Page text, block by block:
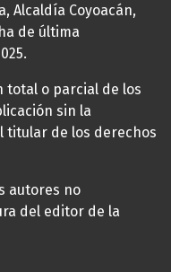
Alcaldía Coyoacán,
de última
total o parcial de los
sin la
titular de los derechos
autores no
del editor de la